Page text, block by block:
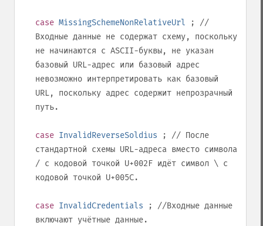
case MissingSchemeNonRelativeUrl ; //
Входные данные не содержат схему, поскольку
не начинаются с ASCII-буквы, не указан
базовый URL-адрес или базовый адрес
невозможно интерпретировать как базовый
URL, поскольку адрес содержит непрозрачный
путь.
case InvalidReverseSoldius ; // После
стандартной схемы URL-адреса вместо символа
/ с кодовой точкой U+002F идёт символ \ с
кодовой точкой U+005C.
case InvalidCredentials ; //Входные данные
включают учётные данные.